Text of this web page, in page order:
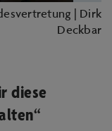
| Dirk
Deckbar
diese